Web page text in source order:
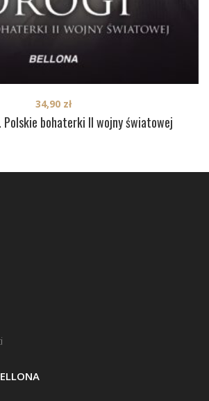
Polskie bohaterki II wojny światowej
34,90 zł